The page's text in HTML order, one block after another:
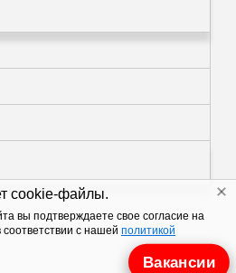
права защищены.
cookie-файлы.
вы подтверждаете свое согласие на
с нашей политикой
Вакансии